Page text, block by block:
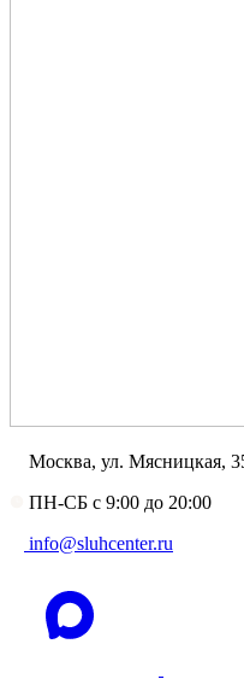
Москва, ул. Мясницкая,
ПН-СБ с 9:00 до 20:00
info@sluhcenter.ru